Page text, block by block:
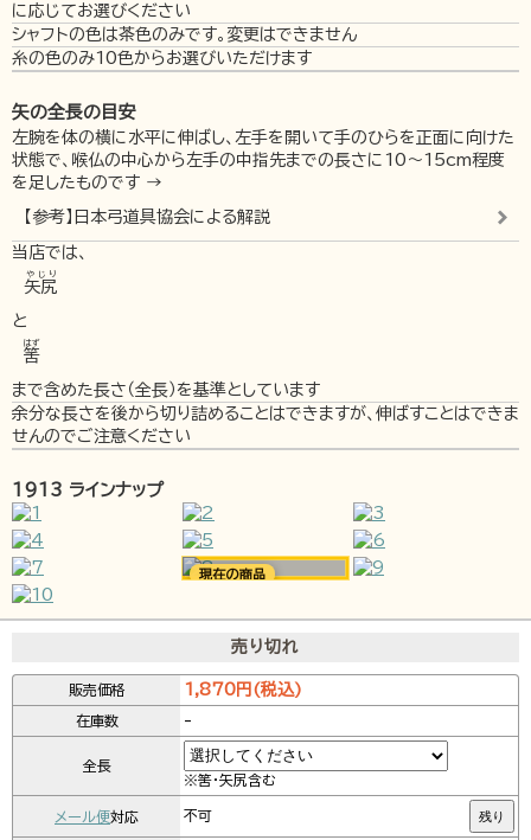
に応じてお選びください
シャフトの色は茶色のみです。変更はできません
糸の色のみ10色からお選びいただけます
矢の全長の目安
左腕を体の横に水平に伸ばし、左手を開いて手のひらを正面に向けた
状態で、喉仏の中心から左手の中指先までの長さに10～15cm程度
を足したものです →
【参考】日本弓道具協会による解説
当店では、
矢尻
やじり
と
筈
はず
まで含めた長さ（全長）を基準としています
余分な長さを後から切り詰めることはできますが、伸ばすことはできま
せんのでご注意ください
1913 ラインナップ
売り切れ
販売価格 1,870円(税込)
在庫数 -
全長
※筈・矢尻含む
メール便対応 不可 残り